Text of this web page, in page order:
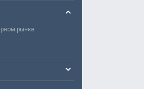
рынке